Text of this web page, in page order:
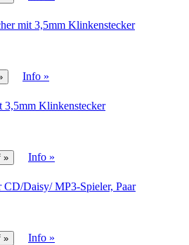
mit 3,5mm Klinkenstecker
Info »
3,5mm Klinkenstecker
Info »
Daisy/ MP3-Spieler, Paar
Info »